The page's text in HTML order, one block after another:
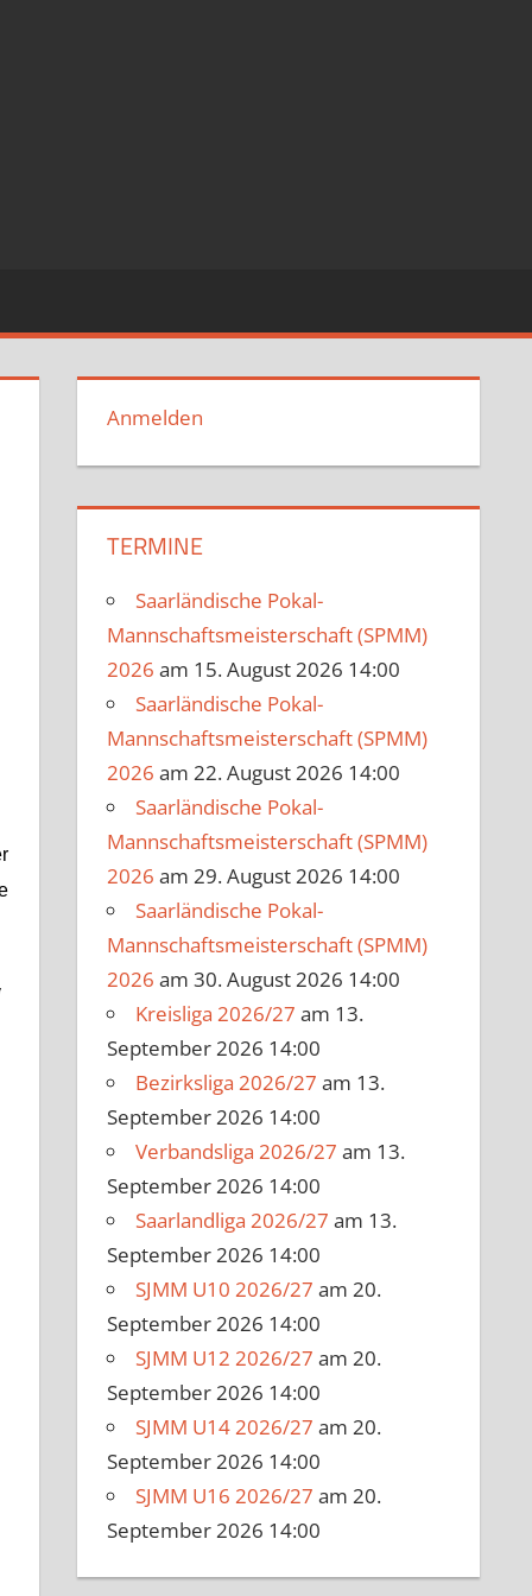
Anmelden
TERMINE
Saarländische Pokal-
Mannschaftsmeisterschaft (SPMM)
2026 am 15. August 2026 14:00
Saarländische Pokal-
Mannschaftsmeisterschaft (SPMM)
2026 am 22. August 2026 14:00
Saarländische Pokal-
Mannschaftsmeisterschaft (SPMM)
2026 am 29. August 2026 14:00
Saarländische Pokal-
Mannschaftsmeisterschaft (SPMM)
2026 am 30. August 2026 14:00
Kreisliga 2026/27 am 13.
September 2026 14:00
Bezirksliga 2026/27 am 13.
September 2026 14:00
Verbandsliga 2026/27 am 13.
September 2026 14:00
Saarlandliga 2026/27 am 13.
September 2026 14:00
SJMM U10 2026/27 am 20.
September 2026 14:00
SJMM U12 2026/27 am 20.
September 2026 14:00
SJMM U14 2026/27 am 20.
September 2026 14:00
SJMM U16 2026/27 am 20.
September 2026 14:00